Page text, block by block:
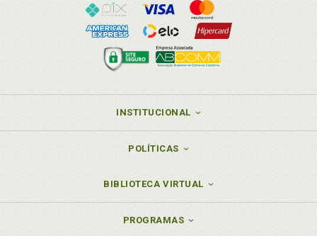
INSTITUCIONAL
POLÍTICAS
BIBLIOTECA VIRTUAL
PROGRAMAS